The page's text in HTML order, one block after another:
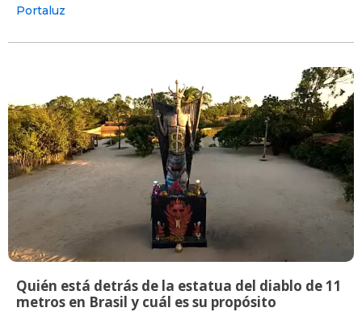
Portaluz
Quién está detrás de la estatua del diablo de 11
metros en Brasil y cuál es su propósito